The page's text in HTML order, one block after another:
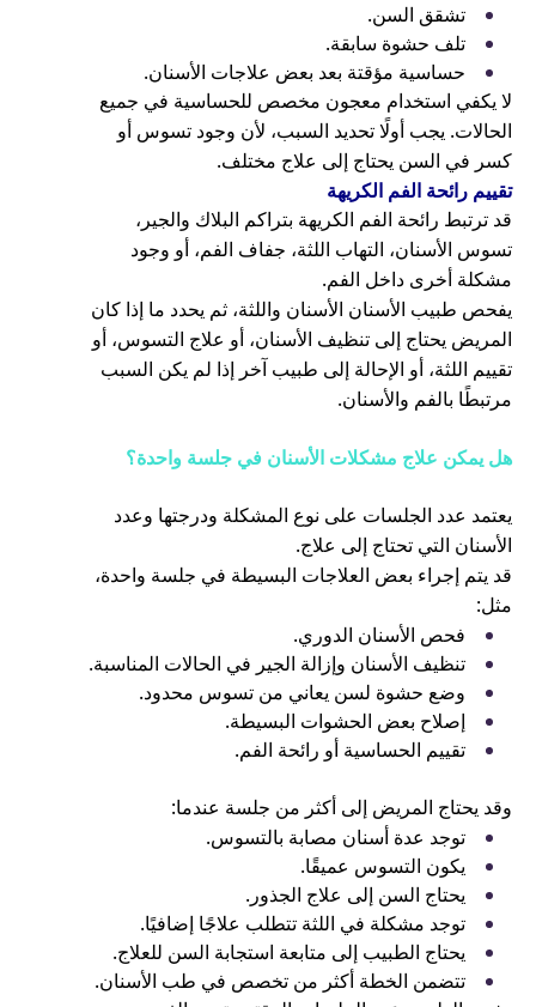
تشقق السن.
تلف حشوة سابقة.
حساسية مؤقتة بعد بعض علاجات الأسنان.
لا يكفي استخدام معجون مخصص للحساسية في جميع
الحالات. يجب أولًا تحديد السبب، لأن وجود تسوس أو
كسر في السن يحتاج إلى علاج مختلف.
تقييم رائحة الفم الكريهة
قد ترتبط رائحة الفم الكريهة بتراكم البلاك والجير،
تسوس الأسنان، التهاب اللثة، جفاف الفم، أو وجود
مشكلة أخرى داخل الفم.
يفحص طبيب الأسنان الأسنان واللثة، ثم يحدد ما إذا كان
المريض يحتاج إلى تنظيف الأسنان، أو علاج التسوس، أو
تقييم اللثة، أو الإحالة إلى طبيب آخر إذا لم يكن السبب
مرتبطًا بالفم والأسنان.
هل يمكن علاج مشكلات الأسنان في جلسة واحدة؟
يعتمد عدد الجلسات على نوع المشكلة ودرجتها وعدد
الأسنان التي تحتاج إلى علاج.
قد يتم إجراء بعض العلاجات البسيطة في جلسة واحدة،
مثل:
فحص الأسنان الدوري.
تنظيف الأسنان وإزالة الجير في الحالات المناسبة.
وضع حشوة لسن يعاني من تسوس محدود.
إصلاح بعض الحشوات البسيطة.
تقييم الحساسية أو رائحة الفم.
وقد يحتاج المريض إلى أكثر من جلسة عندما:
توجد عدة أسنان مصابة بالتسوس.
يكون التسوس عميقًا.
يحتاج السن إلى علاج الجذور.
توجد مشكلة في اللثة تتطلب علاجًا إضافيًا.
يحتاج الطبيب إلى متابعة استجابة السن للعلاج.
تتضمن الخطة أكثر من تخصص في طب الأسنان.